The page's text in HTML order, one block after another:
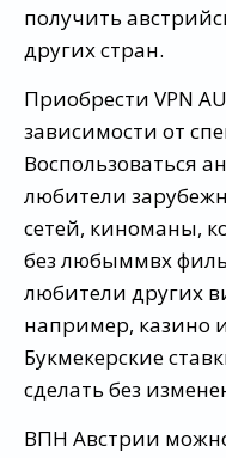
получить
других стран.
Приобрести VPN
зависимости от
Воспользоваться
любители
сетей, киноманы,
без любыммвх
любители других
например, казино
Букмекерские
сделать без
ВПН Австрии